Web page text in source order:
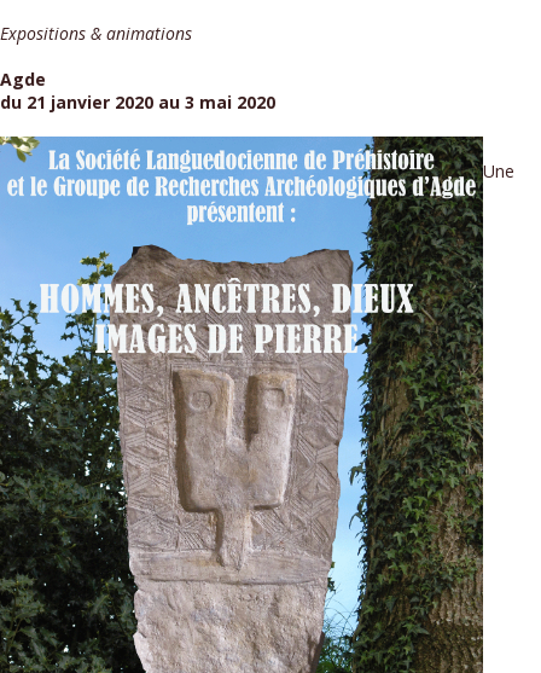
Expositions & animations
Agde
du 21 janvier 2020 au 3 mai 2020
Une